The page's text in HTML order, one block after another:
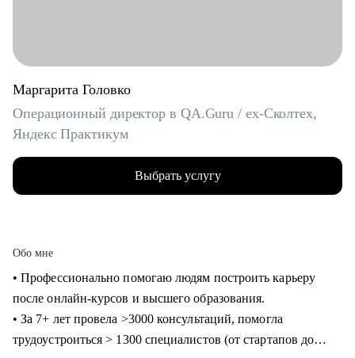
Маргарита Головко
Операционный директор в QA.Guru / ex-Сколтех,
Яндекс Практикум
Выбрать услугу
Обо мне
• Профессионально помогаю людям построить карьеру
после онлайн-курсов и высшего образования.
• За 7+ лет провела >3000 консультаций, помогла
трудоустроиться > 1300 специалистов (от стартапов до